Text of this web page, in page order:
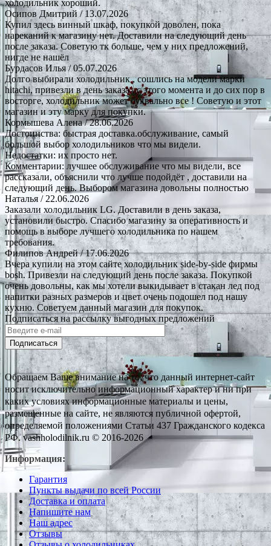
холодильник хороший.
Осипов Дмитрий/ 13.07.2026
Купил здесь винный шкаф, покупкой доволен, пока
нареканий к магазину нет. Доставили на следующий день
после заказа. Советую тк больше, чем у них предложений,
нигде не нашёл
Бурдасов Илья/ 05.07.2026
Долго выбирали холодильник , сошлись на модели марки
hitachi, привезли в день заказа , с этого момента и до сих пор в
восторге, холодильник может буквально все ! Советую и этот
магазин и эту марку для покупки.
Кормышева Алена/ 28.06.2026
Достоинства: быстрая доставка.обслуживание, самый
большой выбор холодильников что мы видели.
Недостатки: их просто нет.
Комментарии: лучшее обслуживание что мы видели, все
рассказали, объяснили что лучше подойдёт , доставили на
следующий день. Выбором магазина довольны полностью
Наталья / 22.06.2026
Заказали холодильник LG. Доставили в день заказа,
установили быстро. Спасибо магазину за оперативность и
помощь в выборе лучшего холодильника по нашем
требования.
Филипов Андрей/ 17.06.2026
Вчера купили на этом сайте холодильник side-by-side фирмы
bosh. Привезли на следующий день после заказа. Покупкой
очень довольны, как мы хотели выкидывает в стакан лед под
напитки разных размеров и цвет очень подошел под нашу
кухню. Советуем данный магазин для покупок.
Подписаться на рассылку выгодных предложений
Подписаться
Обращаем Ваше внимание на то, что данный интернет-сайт
носит исключительно информационный характер и ни при
каких условиях информационные материалы и цены,
размещенные на сайте, не являются публичной офертой,
определяемой положениями Статьи 437 Гражданского кодекса
РФ. vashholodilnik.ru © 2016-2026
Информация:
Гарантия
Пункты выдачи по всей России
Доставка и оплата
Напишите нам
Наш адрес
Отзывы